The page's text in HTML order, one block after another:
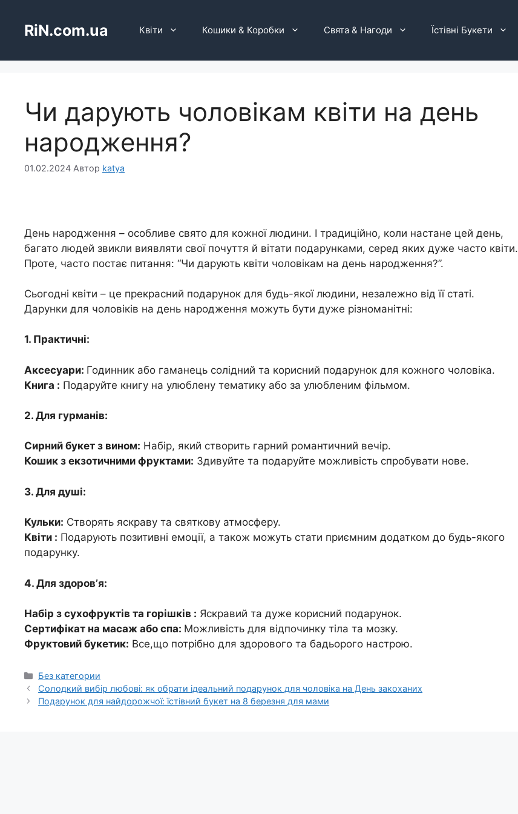
вмістуRiN.com.ua Квіти Кошики & Коробки Свята & Нагоди Їстівні Букети
Чи дарують чоловікам квіти на день
народження?
01.02.2024 Автор katya
День народження – особливе свято для кожної людини. І традиційно, коли настане цей день,
багато людей звикли виявляти свої почуття й вітати подарунками, серед яких дуже часто квіти.
Проте, часто постає питання: “Чи дарують квіти чоловікам на день народження?”.
Сьогодні квіти – це прекрасний подарунок для будь-якої людини, незалежно від її статі.
Дарунки для чоловіків на день народження можуть бути дуже різноманітні:
1. Практичні:
Аксесуари: Годинник або гаманець солідний та корисний подарунок для кожного чоловіка.
Книга : Подаруйте книгу на улюблену тематику або за улюбленим фільмом.
2. Для гурманів:
Сирний букет з вином: Набір, який створить гарний романтичний вечір.
Кошик з екзотичними фруктами: Здивуйте та подаруйте можливість спробувати нове.
3. Для душі:
Кульки: Створять яскраву та святкову атмосферу.
Квіти : Подарують позитивні емоції, а також можуть стати приємним додатком до будь-якого
подарунку.
4. Для здоровʼя:
Набір з сухофруктів та горішків : Яскравий та дуже корисний подарунок.
Сертифікат на масаж або спа: Можливість для відпочинку тіла та мозку.
Фруктовий букетик: Все,що потрібно для здорового та бадьорого настрою.
Категорії
Без категории
Солодкий вибір любові: як обрати ідеальний подарунок для чоловіка на День закоханих
Подарунок для найдорожчої: їстівний букет на 8 березня для мами